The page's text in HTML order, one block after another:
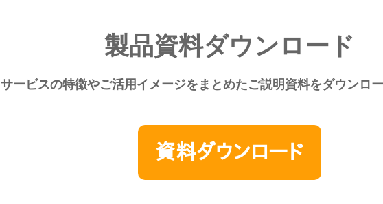
製品資料ダウンロード
サービスの特徴やご活用イメージをまとめたご説明資料をダウンロー